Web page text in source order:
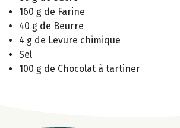
160 g de Farine
40 g de Beurre
4 g de Levure chimique
Sel
100 g de Chocolat à tartiner